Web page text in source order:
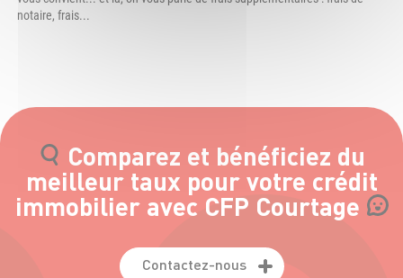
notaire, frais...
Comparez et bénéficiez du
meilleur taux pour votre crédit
immobilier avec CFP Courtage
Contactez-nous